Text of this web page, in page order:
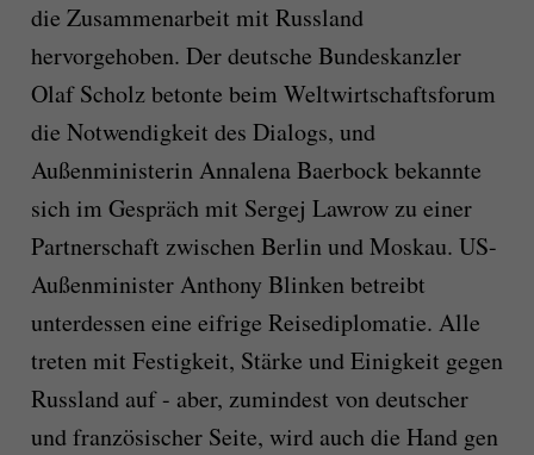
die Zusammenarbeit mit Russland
hervorgehoben. Der deutsche Bundeskanzler
Olaf Scholz betonte beim Weltwirtschaftsforum
die Notwendigkeit des Dialogs, und
Außenministerin Annalena Baerbock bekannte
sich im Gespräch mit Sergej Lawrow zu einer
Partnerschaft zwischen Berlin und Moskau. US-
Außenminister Anthony Blinken betreibt
unterdessen eine eifrige Reisediplomatie. Alle
treten mit Festigkeit, Stärke und Einigkeit gegen
Russland auf - aber, zumindest von deutscher
und französischer Seite, wird auch die Hand gen